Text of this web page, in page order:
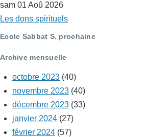
sam 01 Aoû 2026
Les dons spirituels
Ecole Sabbat S. prochaine
Archive mensuelle
octobre 2023 (40)
novembre 2023 (40)
décembre 2023 (33)
janvier 2024 (27)
février 2024 (57)